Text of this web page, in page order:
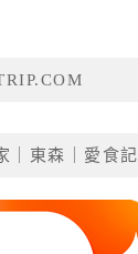
｜東森｜愛食記